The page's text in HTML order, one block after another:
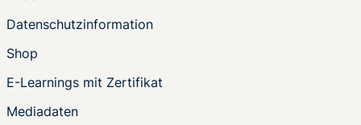
Datenschutzinformation
Shop
E-Learnings mit Zertifikat
Mediadaten